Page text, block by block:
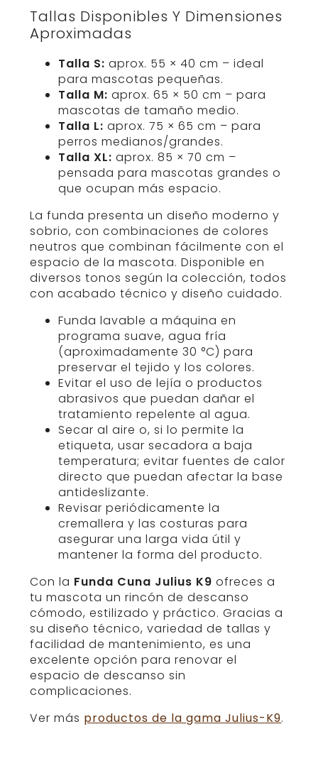
Tallas Disponibles Y Dimensiones
Aproximadas
Talla S: aprox. 55 × 40 cm – ideal
para mascotas pequeñas.
Talla M: aprox. 65 × 50 cm – para
mascotas de tamaño medio.
Talla L: aprox. 75 × 65 cm – para
perros medianos/grandes.
Talla XL: aprox. 85 × 70 cm –
pensada para mascotas grandes o
que ocupan más espacio.
La funda presenta un diseño moderno y
sobrio, con combinaciones de colores
neutros que combinan fácilmente con el
espacio de la mascota. Disponible en
diversos tonos según la colección, todos
con acabado técnico y diseño cuidado.
Funda lavable a máquina en
programa suave, agua fría
(aproximadamente 30 °C) para
preservar el tejido y los colores.
Evitar el uso de lejía o productos
abrasivos que puedan dañar el
tratamiento repelente al agua.
Secar al aire o, si lo permite la
etiqueta, usar secadora a baja
temperatura; evitar fuentes de calor
directo que puedan afectar la base
antideslizante.
Revisar periódicamente la
cremallera y las costuras para
asegurar una larga vida útil y
mantener la forma del producto.
Con la Funda Cuna Julius K9 ofreces a
tu mascota un rincón de descanso
cómodo, estilizado y práctico. Gracias a
su diseño técnico, variedad de tallas y
facilidad de mantenimiento, es una
excelente opción para renovar el
espacio de descanso sin
complicaciones.
Ver más productos de la gama Julius-K9.